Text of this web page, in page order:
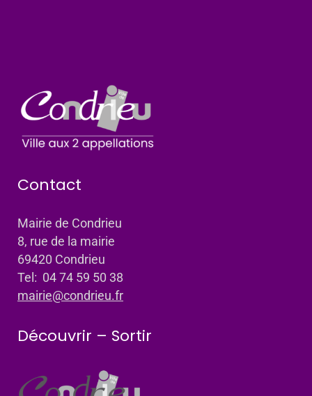
Contact
Mairie de Condrieu
8, rue de la mairie
69420 Condrieu
Tel: 04 74 59 50 38
mairie@condrieu.fr
Découvrir – Sortir